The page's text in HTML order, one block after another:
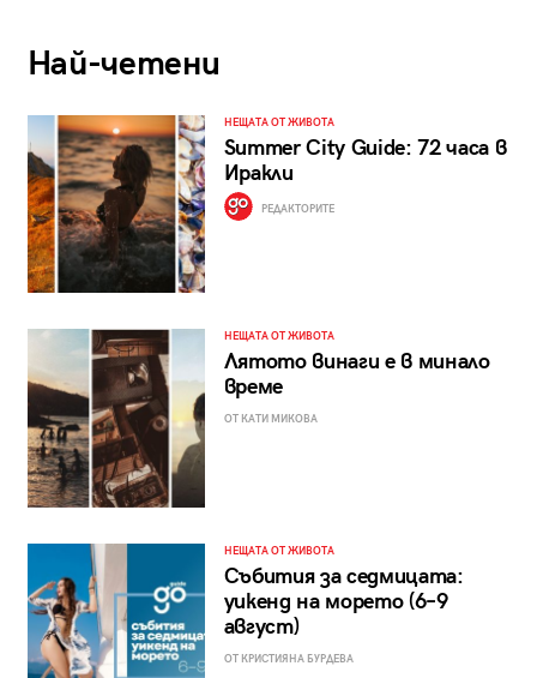
Най-четени
НЕЩАТА ОТ ЖИВОТА
Summer City Guide: 72 часа в
Иракли
РЕДАКТОРИТЕ
НЕЩАТА ОТ ЖИВОТА
Лятото винаги е в минало
време
ОТ КАТИ МИКОВА
НЕЩАТА ОТ ЖИВОТА
Събития за седмицата:
уикенд на морето (6–9
август)
ОТ КРИСТИЯНА БУРДЕВА